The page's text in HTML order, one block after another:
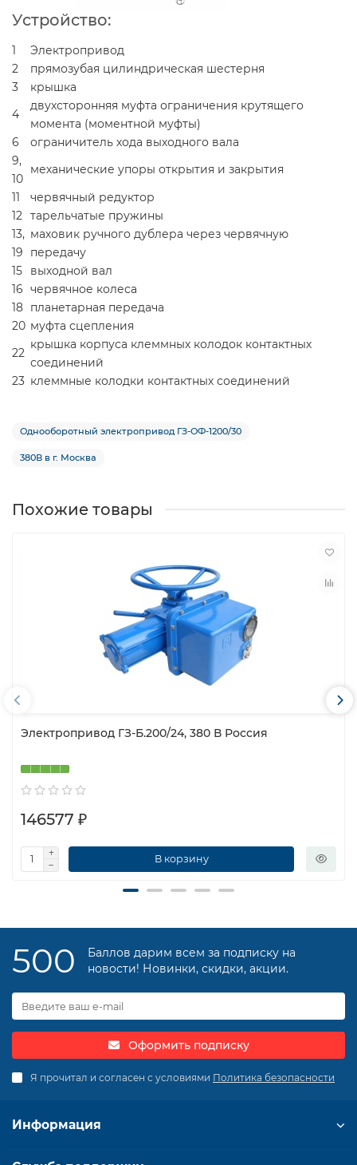
Устройство:
1
Электропривод
2
прямозубая цилиндрическая шестерня
3
крышка
4
двухсторонняя муфта ограничения крутящего
момента (моментной муфты)
6
ограничитель хода выходного вала
9,
10
механические упоры открытия и закрытия
11
червячный редуктор
12 тарельчатые пружины
13,
19
маховик ручного дублера через червячную
передачу
15
выходной вал
16 червячное колеса
18 планетарная передача
20 муфта сцепления
22
крышка корпуса клеммных колодок контактных
соединений
23 клеммные колодки контактных соединений
Однооборотный электропривод ГЗ-ОФ-1200/30
380В в г. Москва
Похожие товары
Электропривод ГЗ-Б.200/24, 380 В Россия
146577 ₽
В корзину
500
Баллов дарим всем за подписку на
новости! Новинки, скидки, акции.
Оформить подписку
Я прочитал и согласен с условиями Политика безопасности
Информация